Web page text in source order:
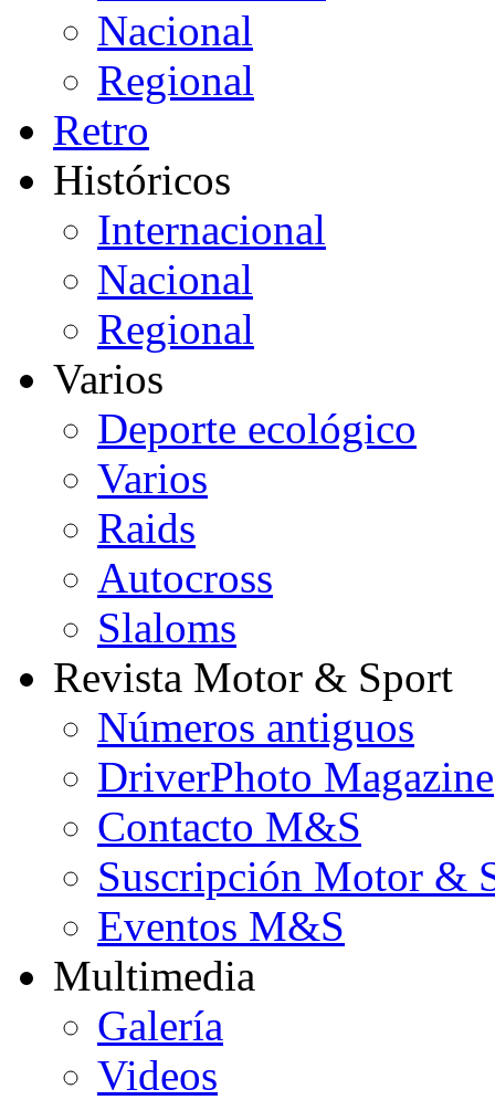
Nacional
Regional
Retro
Históricos
Internacional
Nacional
Regional
Varios
Deporte ecológico
Varios
Raids
Autocross
Slaloms
Revista Motor & Sport
Números antiguos
DriverPhoto Magazine
Contacto M&S
Suscripción Motor &
Eventos M&S
Multimedia
Galería
Videos